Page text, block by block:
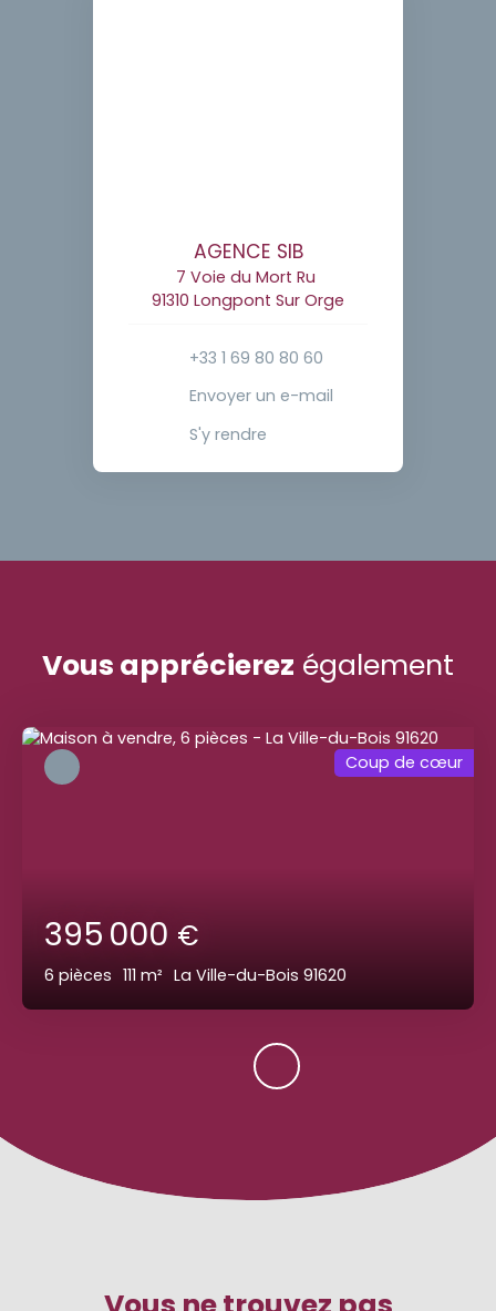
AGENCE SIB
7 Voie du Mort Ru
91310 Longpont Sur Orge
+33 1 69 80 80 60
Envoyer un e-mail
S'y rendre
Vous apprécierez également
395 000 €
6 pièces 111 m² La Ville-du-Bois 91620
Coup de cœur